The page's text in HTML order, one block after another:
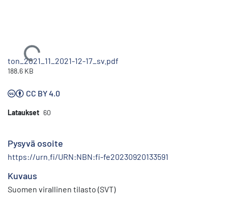
Ladataan...
ton_2021_11_2021-12-17_sv.pdf
188.6 KB
CC BY 4.0
Lataukset 60
Pysyvä osoite
https://urn.fi/URN:NBN:fi-fe20230920133591
Kuvaus
Suomen virallinen tilasto (SVT)